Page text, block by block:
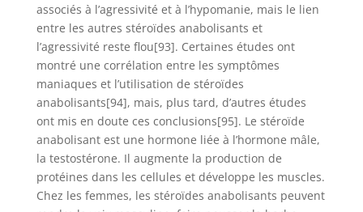
associés à l’agressivité et à l’hypomanie, mais le lien
entre les autres stéroïdes anabolisants et
l’agressivité reste flou[93]. Certaines études ont
montré une corrélation entre les symptômes
maniaques et l’utilisation de stéroïdes
anabolisants[94], mais, plus tard, d’autres études
ont mis en doute ces conclusions[95]. Le stéroïde
anabolisant est une hormone liée à l’hormone mâle,
la testostérone. Il augmente la production de
protéines dans les cellules et développe les muscles.
Chez les femmes, les stéroïdes anabolisants peuvent